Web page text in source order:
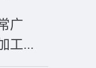
广
工...